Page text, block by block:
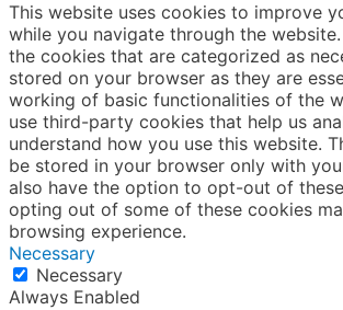
This website uses cookies to improve
while you navigate through the
the cookies that are categorized as
stored on your browser as they are
working of basic functionalities of the
use third-party cookies that help us
understand how you use this website.
be stored in your browser only with
also have the option to opt-out of
opting out of some of these cookies
browsing experience.
Necessary
Necessary
Always Enabled